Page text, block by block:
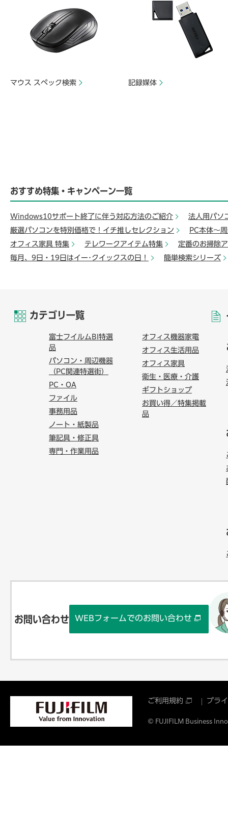
マウス スペック検索 記録媒体
おすすめ特集・キャンペーン一覧
Windows10サポート終了に伴う対応方法のご紹介
法人用パソ
厳選パソコンを特別価格で！イチ推しセレクション
PC本体～
オフィス家具 特集
テレワークアイテム特集
定番のお掃除
毎月、9日・19日はイー･クイックスの日！
簡単検索シリーズ
カテゴリ一覧
富士フイルムBI特選
品
パソコン・周辺機器
（PC関連特選街）
PC・OA
ファイル
事務用品
ノート・紙製品
筆記具・修正具
専門・作業用品
オフィス機器家電
オフィス生活用品
オフィス家具
衛生・医療・介護
ギフトショップ
お買い得／特集掲載
品
お問い合わせ WEBフォームでのお問い合わせ
ご利用規約 プラ
© FUJIFILM Business